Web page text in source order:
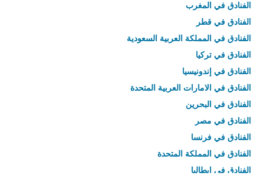
الفنادق في المغرب
الفنادق في قطر
الفنادق في المملكة العربية السعودية
الفنادق في تركيا
الفنادق في إندونيسيا
الفنادق في الامارات العربية المتحدة
الفنادق في البحرين
الفنادق في مصر
الفنادق في فرنسا
الفنادق في المملكة المتحدة
الفنادق في إيطاليا